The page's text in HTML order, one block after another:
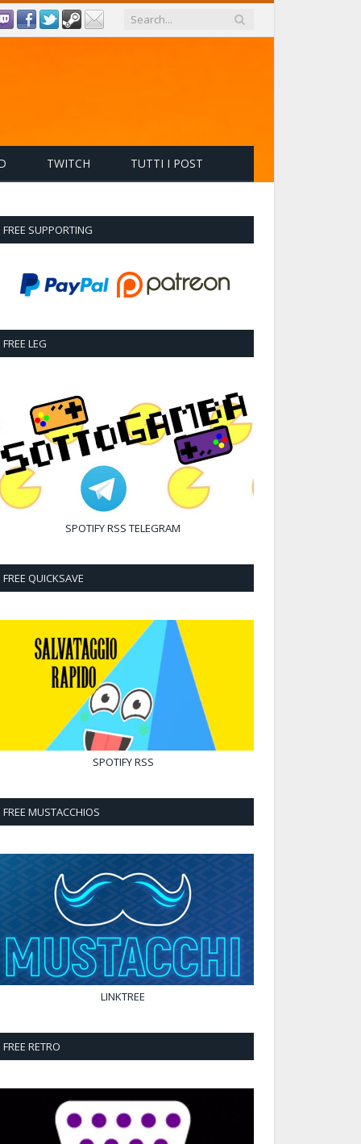
TWITCH TUTTI I POST
FREE SUPPORTING
FREE LEG
SPOTIFYRSS TELEGRAM
FREE QUICKSAVE
SPOTIFYRSS
FREE MUSTACCHIOS
LINKTREE
FREE RETRO